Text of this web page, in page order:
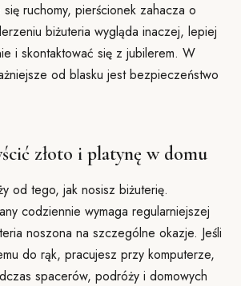
się ruchomy, pierścionek zahacza o
biżuteria wygląda inaczej, lepiej
i skontaktować się z jubilerem. W
od blasku jest bezpieczeństwo
złoto i platynę w domu
od tego, jak nosisz biżuterię.
codziennie wymaga regularniejszej
noszona na szczególne okazje. Jeśli
do rąk, pracujesz przy komputerze,
spacerów, podróży i domowych